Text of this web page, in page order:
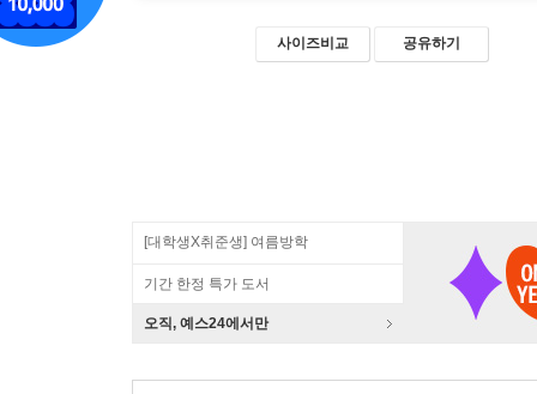
사이즈비교 공유하기
[대학생X취준생] 여름방학
기간 한정 특가 도서
오직, 예스24에서만